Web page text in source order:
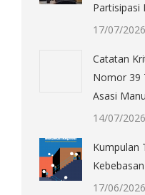
Partisipasi
17/07/
Catatan
Nomor 39
Asasi
14/07/
Kumpulan
17/06/